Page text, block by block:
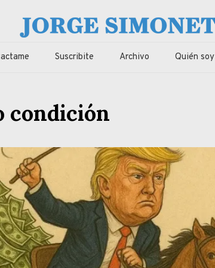
economia de Corrientes, Argentina y el Mundo
Suscribite Archivo Quién soy
condición